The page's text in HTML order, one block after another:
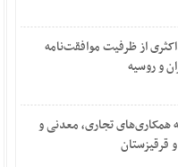
از ظرفیت موافقت‌نامه
و روسیه
همکاری‌های تجاری، معدنی و
و قرقیزستان